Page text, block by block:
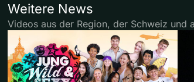
Weitere News
Videos aus der Region, der Schweiz und